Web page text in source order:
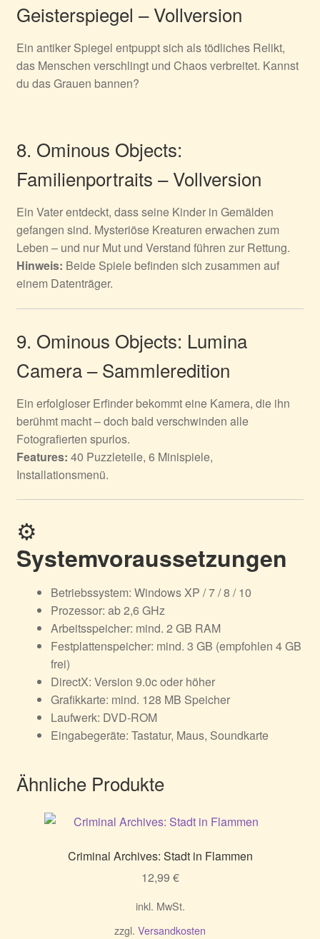
Geisterspiegel – Vollversion
Ein antiker Spiegel entpuppt sich als tödliches Relikt,
das Menschen verschlingt und Chaos verbreitet. Kannst
du das Grauen bannen?
8. Ominous Objects:
Familienportraits – Vollversion
Ein Vater entdeckt, dass seine Kinder in Gemälden
gefangen sind. Mysteriöse Kreaturen erwachen zum
Leben – und nur Mut und Verstand führen zur Rettung.
Hinweis: Beide Spiele befinden sich zusammen auf
einem Datenträger.
9. Ominous Objects: Lumina
Camera – Sammleredition
Ein erfolgloser Erfinder bekommt eine Kamera, die ihn
berühmt macht – doch bald verschwinden alle
Fotografierten spurlos.
Features: 40 Puzzleteile, 6 Minispiele,
Installationsmenü.
⚙️
Systemvoraussetzungen
Betriebssystem: Windows XP / 7 / 8 / 10
Prozessor: ab 2,6 GHz
Arbeitsspeicher: mind. 2 GB RAM
Festplattenspeicher: mind. 3 GB (empfohlen 4 GB
frei)
DirectX: Version 9.0c oder höher
Grafikkarte: mind. 128 MB Speicher
Laufwerk: DVD-ROM
Eingabegeräte: Tastatur, Maus, Soundkarte
Ähnliche Produkte
Criminal Archives: Stadt in Flammen
12,99 €
inkl. MwSt.
zzgl. Versandkosten